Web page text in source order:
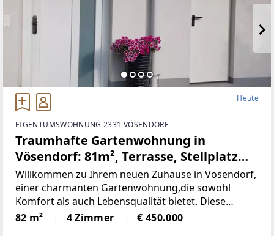
Heute
EIGENTUMSWOHNUNG 2331 VÖSENDORF
Traumhafte Gartenwohnung in
Vösendorf: 81m², Terrasse, Stellplatz
und sitzen in Grünen! (Provisionsfrei)
Willkommen zu Ihrem neuen Zuhause in Vösendorf,
einer charmanten Gartenwohnung,die sowohl
Komfort als auch Lebensqualität bietet. Diese
gepflegte Wohnung miteiner großzügigen Fläche
von 81,77 m² ist ideal für Familien, Paare
82 m² 4 Zimmer € 450.000